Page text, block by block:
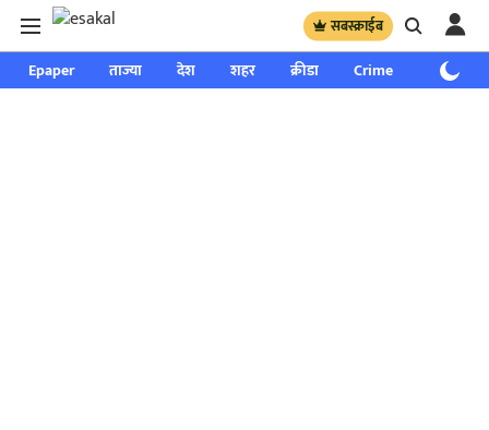
सबस्क्राईब
Epaper ताज्या देश शहर क्रीडा Crime साप्ताहिक